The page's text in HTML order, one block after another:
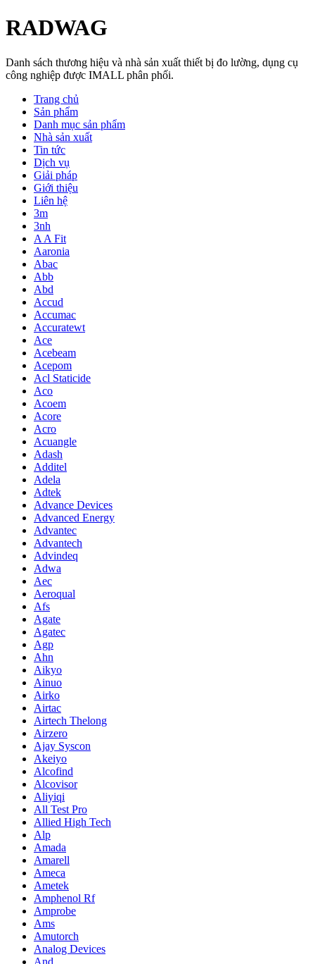
RADWAG
Danh sách thương hiệu và nhà sản xuất thiết bị đo lường, dụng cụ
công nghiệp được IMALL phân phối.
Trang chủ
Sản phẩm
Danh mục sản phẩm
Nhà sản xuất
Tin tức
Dịch vụ
Giải pháp
Giới thiệu
Liên hệ
3m
3nh
A A Fit
Aaronia
Abac
Abb
Abd
Accud
Accumac
Accuratewt
Ace
Acebeam
Acepom
Acl Staticide
Aco
Acoem
Acore
Acro
Acuangle
Adash
Additel
Adela
Adtek
Advance Devices
Advanced Energy
Advantec
Advantech
Advindeq
Adwa
Aec
Aeroqual
Afs
Agate
Agatec
Agp
Ahn
Aikyo
Ainuo
Airko
Airtac
Airtech Thelong
Airzero
Ajay Syscon
Akeiyo
Alcofind
Alcovisor
Aliyiqi
All Test Pro
Allied High Tech
Alp
Amada
Amarell
Ameca
Ametek
Amphenol Rf
Amprobe
Ams
Amutorch
Analog Devices
And